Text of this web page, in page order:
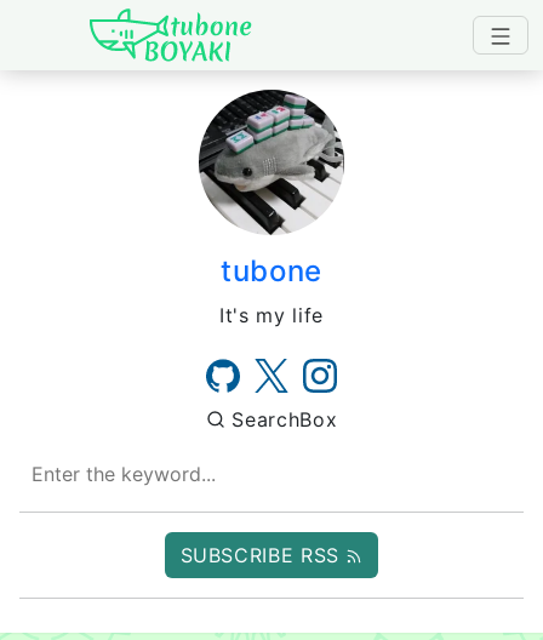
Japanese IT Developer's
tubone
It's my life
SearchBox
SUBSCRIBE RSS